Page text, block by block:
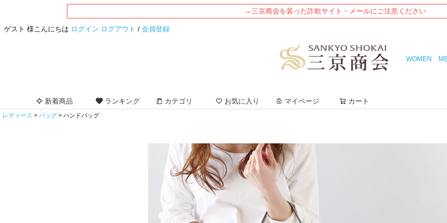
→三京商会を装った詐欺サイト・メールにご注意ください
ゲスト 様こんにちは ログイン ログアウト / 会員登録
WOMEN
新着商品 ランキング カテゴリ お気に入り マイページ カート
レディース バッグ ハンドバッグ